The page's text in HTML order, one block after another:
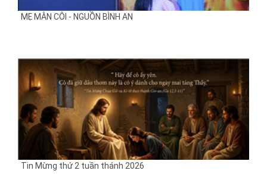
MẸ MÂN CÔI - NGUỒN BÌNH AN
Tin Mừng thứ 2 tuần thánh 2026